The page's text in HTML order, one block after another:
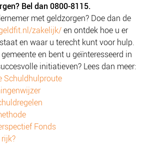
FONDS
(NSR)
Bel dan 0800-8115.
met geldzorgen? Doe dan de
zakelijk/en ontdek hoe u er
en waar u terecht kunt voor hulp.
en bent u geïnteresseerd in
initiatieven? Lees dan meer:
Schuldhulproute
Fonds